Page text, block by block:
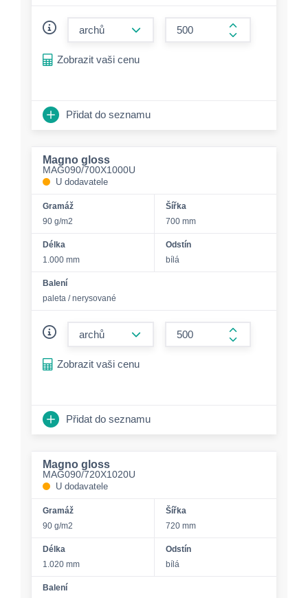
form.increase-
Zobrazit vaši cenu
Přidat do seznamu
Magno gloss
MAG090/700X1000U
U dodavatele
Gramáž
90 g/m2
Šířka
700 mm
Délka
1.000 mm
Odstín
bílá
Balení
paleta / nerysované
form.increase-
Zobrazit vaši cenu
Přidat do seznamu
Magno gloss
MAG090/720X1020U
U dodavatele
Gramáž
90 g/m2
Šířka
720 mm
Délka
1.020 mm
Odstín
bílá
Balení